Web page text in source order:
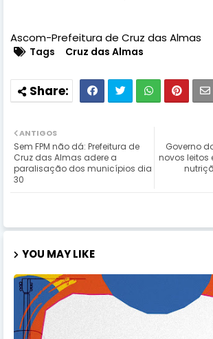
Ascom-Prefeitura de Cruz das Almas
Tags Cruz das Almas
Governo
novos leitos
ANTIGOS
Sem FPM não dá: Prefeitura de
Cruz das Almas adere a
paralisação dos municípios dia
30
YOU MAY LIKE